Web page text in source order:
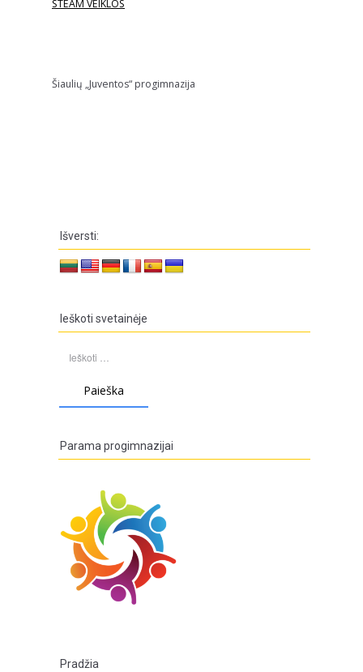
STEAM VEIKLOS
Šiaulių „Juventos“ progimnazija
Išversti:
Ieškoti svetainėje
Parama progimnazijai
Pradžia